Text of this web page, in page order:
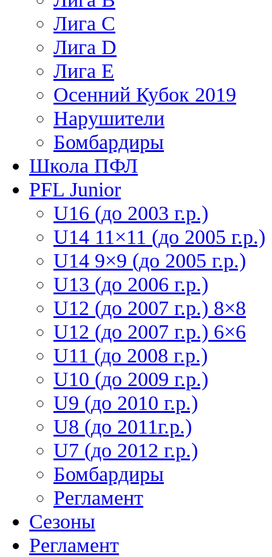
Лига С
Лига D
Лига Е
Осенний Кубок 2019
Нарушители
Бомбардиры
Школа ПФЛ
PFL Junior
U16 (до 2003 г.р.)
U14 11×11 (до 2005 г.р.)
U14 9×9 (до 2005 г.р.)
U13 (до 2006 г.р.)
U12 (до 2007 г.р.) 8×8
U12 (до 2007 г.р.) 6×6
U11 (до 2008 г.р.)
U10 (до 2009 г.р.)
U9 (до 2010 г.р.)
U8 (до 2011г.р.)
U7 (до 2012 г.р.)
Бомбардиры
Регламент
Сезоны
Регламент